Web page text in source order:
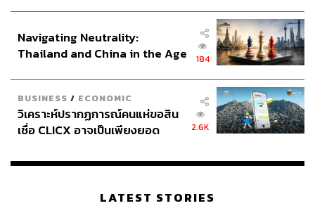
Navigating Neutrality:
Thailand and China in the Age
184
BUSINESS / ECONOMIC
วิเคราะห์ปรากฏการณ์คนแห่ขอสิน
เชื่อ CLICX อาจเป็นเพียงยอด
เรือนไทยที่ถูกซุกไว้
2.6K
LATEST STORIES